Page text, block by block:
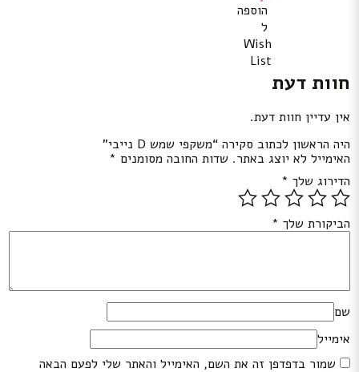
הוספה
ל
Wish
List
חוות דעת
אין עדיין חוות דעת.
היה הראשון לכתוב סקירה “משקפי שמש D נייבי”
האימייל לא יוצג באתר. שדות החובה מסומנים *
הדירוג שלך *
הביקורת שלך *
שם
אימייל
שמור בדפדפן זה את השם, האימייל והאתר שלי לפעם הבאה